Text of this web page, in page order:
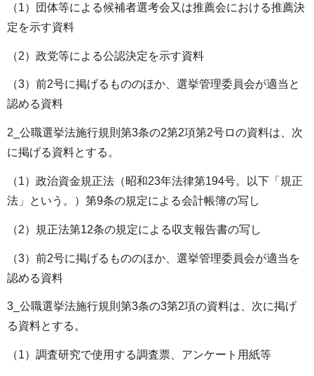
（1）団体等による候補者選考会又は推薦会における推薦決
定を示す資料
（2）政党等による公認決定を示す資料
（3）前2号に掲げるもののほか、選挙管理委員会が適当と
認める資料
2_公職選挙法施行規則第3条の2第2項第2号ロの資料は、次
に掲げる資料とする。
（1）政治資金規正法（昭和23年法律第194号。以下「規正
法」という。）第9条の規定による会計帳簿の写し
（2）規正法第12条の規定による収支報告書の写し
（3）前2号に掲げるもののほか、選挙管理委員会が適当を
認める資料
3_公職選挙法施行規則第3条の3第2項の資料は、次に掲げ
る資料とする。
（1）調査研究で使用する調査票、アンケート用紙等